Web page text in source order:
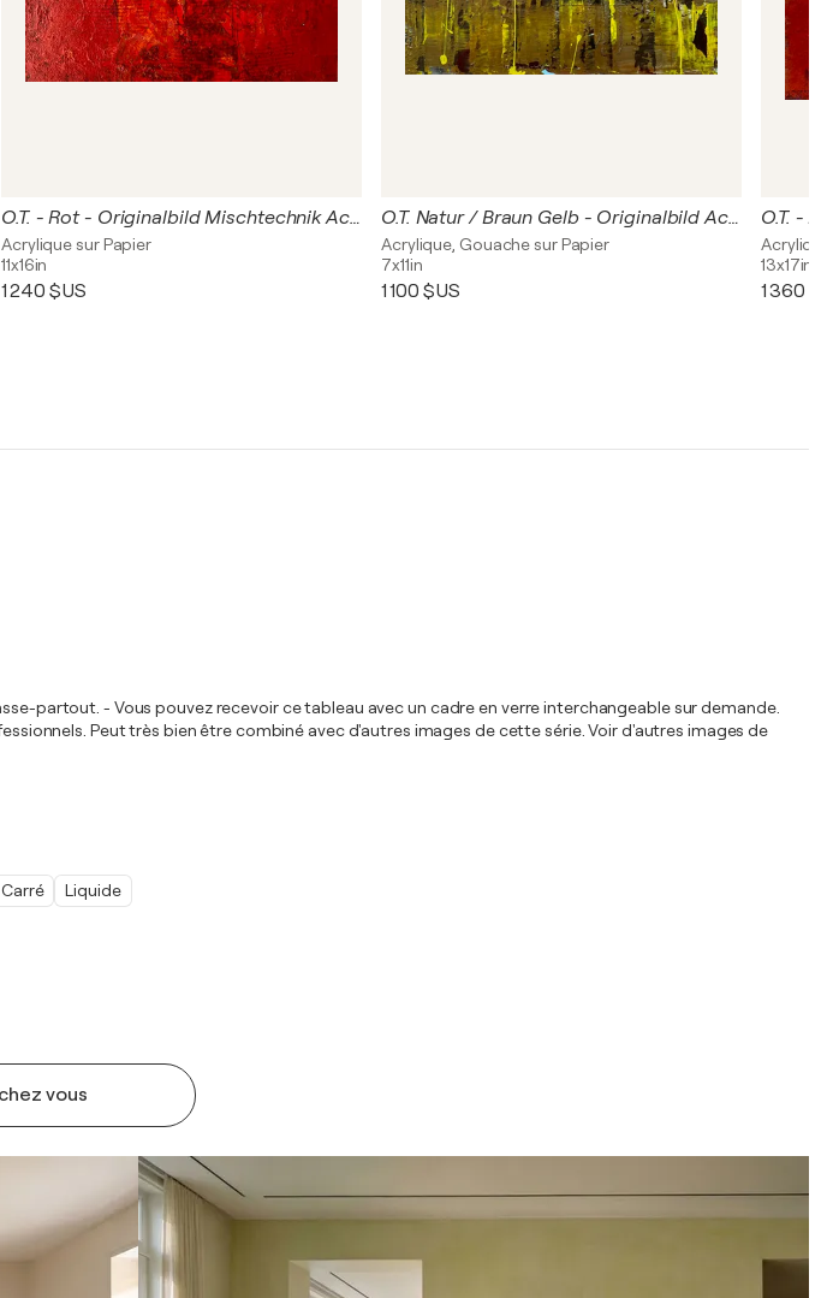
vous
O.T. - Rot - Originalbild Mischtechnik Acryl auf Papier mit Passepartout 50 x 60 cm.
Acrylique sur Papier
11x16in
1 240 $US
O.T. Natur / Braun Gelb - Originalbild Acryl auf Papier 19 x 29 cm - mit Passepartout Größe 40 x 30 cm
Acrylique, Gouache sur Papier
7x11in
1 100 $US
13x17in
1 360
partout. - Vous pouvez recevoir ce tableau avec un cadre en verre interchangeable sur demande.
Peut très bien être combiné avec d'autres images de cette série. Voir d'autres images de
Carré Liquide